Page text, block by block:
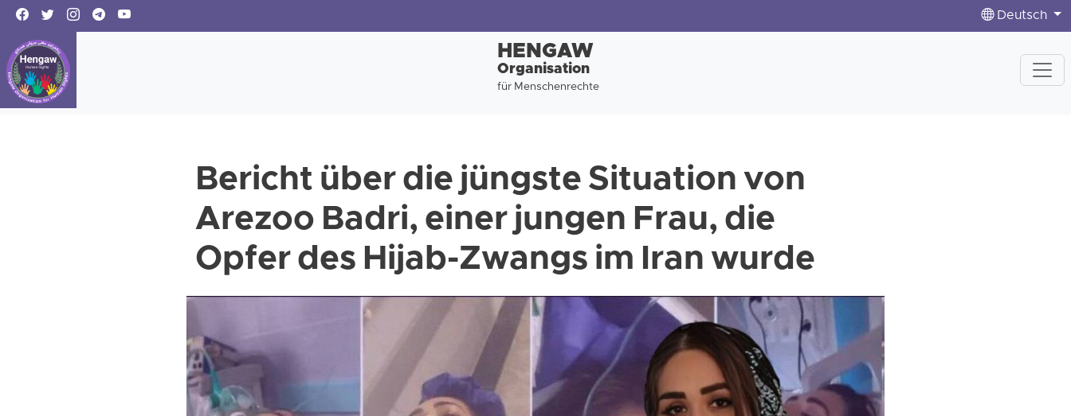
Deutsch
HENGAW
Organisation
für Menschenrechte
Bericht über die jüngste Situation von
Arezoo Badri, einer jungen Frau, die
Opfer des Hijab-Zwangs im Iran wurde